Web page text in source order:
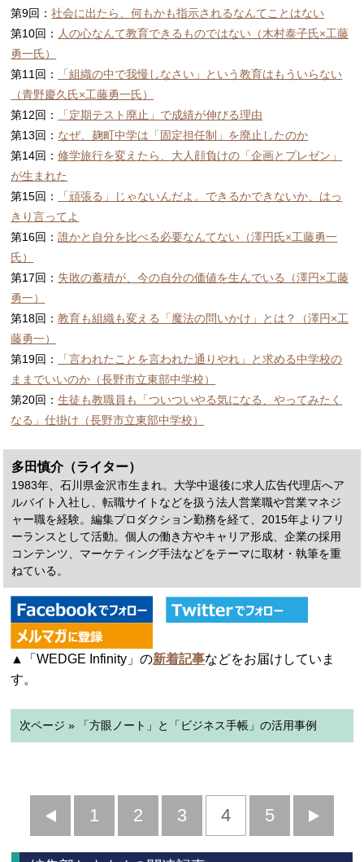
第9回：社会に出たら、何もかも指示されるなんてことはない
第10回： 人の心なんて教育できるものではない（木村泰子氏×工藤
勇一氏）
第11回：
「組織の中で我慢しなさい」という教育はもういらない
（青野慶久氏×工藤勇一氏）
第12回：
「定期テスト廃止」で成績が伸びる理由
第13回： なぜ、麹町中学は「固定担任制」を廃止したのか
第14回：修学旅行を変えたら、大人顔負けの「企画とプレゼン」
が生まれた
第15回：
「頑張る」じゃないんだよ。できるかできないか、はっ
きり言ってよ​
第16回：誰かと自分を比べる必要なんてない（澤円氏×工藤勇一
氏）
第17回： 失敗の蓄積が、今の自分の価値を生んでいる（澤円×工藤
勇一）
第18回：教育も組織も変える「魔法の問いかけ」とは？（澤円×工
藤勇一）
第19回：
「言われたことを言われた通りやれ」と求める中学校の
ままでいいのか（長野市立東部中学校）
第20回：生徒も教職員も「ついついやる気になる、やってみたく
なる」仕掛け（長野市立東部中学校）
多田慎介（ライター）
1983年、石川県金沢市生まれ。大学中退後に求人広告代理店へア
ルバイト入社し、転職サイトなどを扱う法人営業職や営業マネジ
ャー職を経験。編集プロダクション勤務を経て、2015年よりフリ
ーランスとして活動。個人の働き方やキャリア形成、企業の採用
コンテンツ、マーケティング手法などをテーマに取材・執筆を重
ねている。
▲「WEDGE Infinity」の新着記事などをお届けしていま
す。
次ページ » 「方眼ノート」と「ビジネス手帳」の活用事例
前
へ
1 2 3 4 5
へ